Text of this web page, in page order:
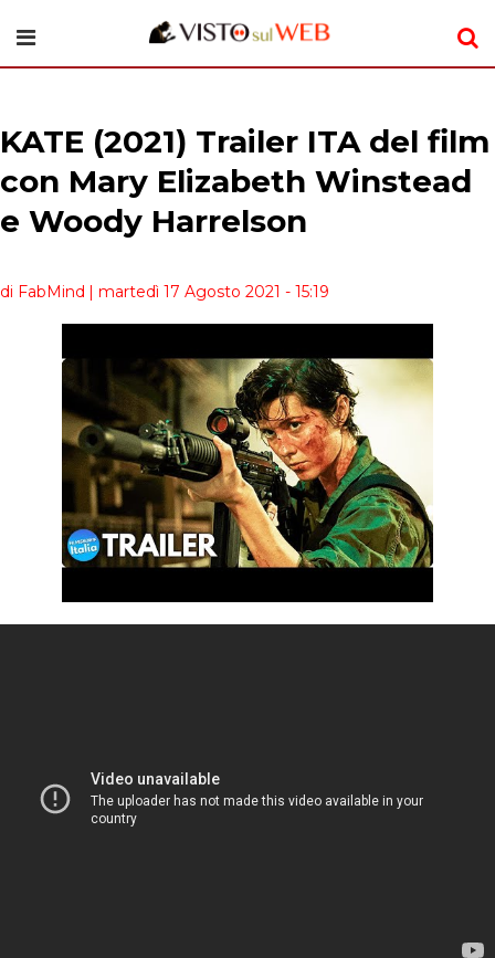
KATE (2021) Trailer ITA del film
con Mary Elizabeth Winstead
e Woody Harrelson
di FabMind | martedì 17 Agosto 2021 - 15:19